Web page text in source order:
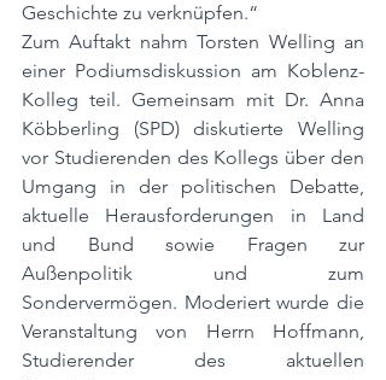
Geschichte zu verknüpfen.“
Zum Auftakt nahm Torsten Welling an
einer Podiumsdiskussion am Koblenz-
Kolleg teil. Gemeinsam mit Dr. Anna
Köbberling (SPD) diskutierte Welling
vor Studierenden des Kollegs über den
Umgang in der politischen Debatte,
aktuelle Herausforderungen in Land
und Bund sowie Fragen zur
Außenpolitik und zum
Sondervermögen. Moderiert wurde die
Veranstaltung von Herrn Hoffmann,
Studierender des aktuellen